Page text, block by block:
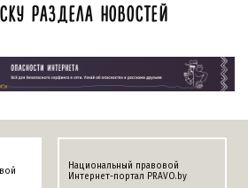
РАЗДЕЛА НОВОСТЕЙ
Национальный правовой
Интернет-портал PRAVO.by